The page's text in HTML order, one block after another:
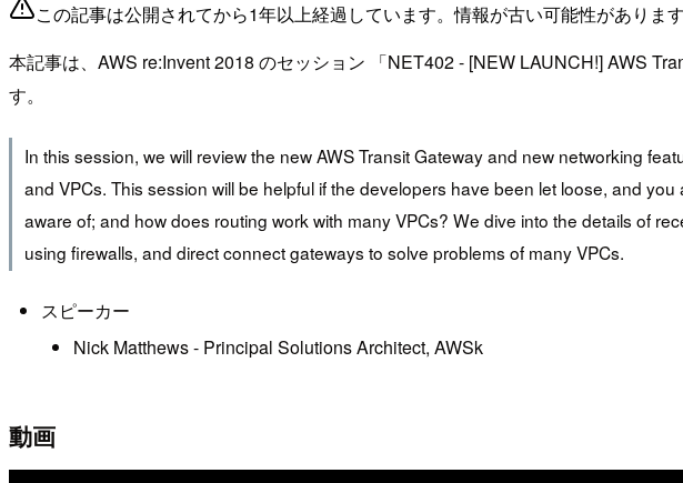
この記事は公開されてから1年以上経過しています。情報が古い可能性がありま
本記事は、AWS re:Invent 2018 のセッション 「NET402 - [NEW LAUNCH!] AWS
す。
In this session, we will review the new AWS Transit Gateway and new networking
and VPCs. This session will be helpful if the developers have been let loose, and
aware of; and how does routing work with many VPCs? We dive into the details of
using firewalls, and direct connect gateways to solve problems of many VPCs.
スピーカー
Nick Matthews - Principal Solutions Architect, AWSk
動画